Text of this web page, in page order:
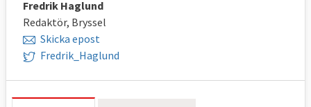
Fredrik Haglund
Redaktör, Bryssel
Skicka epost
Fredrik_Haglund